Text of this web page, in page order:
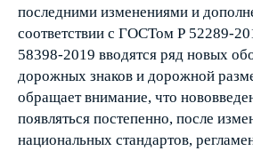
последними изменениями и
соответствии с ГОСТом Р 52289-
58398-2019 вводятся ряд новых
дорожных знаков и дорожной
обращает внимание, что
появляться постепенно, после
национальных стандартов,